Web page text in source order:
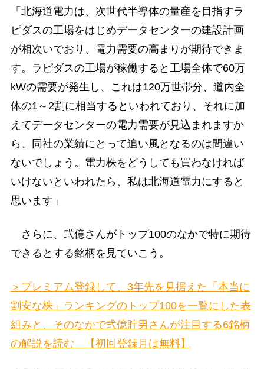
「北海道電力は、次世代半導体の量産を目指すラ
ピダスの工場をはじめデータセンターの建設計画
が相次いでおり、電力需要の高まりが期待できま
す。ラピダスの工場が稼働すると工場全体で60万
kWの需要が発生し、これは120万世帯分、道内全
体の1～2割に相当するといわれており、それに加
えてデータセンターの電力需要が見込まれますか
ら、同社の業績にとって追い風となるのは間違い
ないでしょう。電力株をどうしても買わなければ
いけないといわれたら、私は北海道電力にすると
思います」
さらに、弐億さんがトップ100のなかで特に期待
できるとする銘柄を見ていこう。
＞プレミアム登録して、3年先を見据えた「本当に
割安な株」ランキングのトップ100を一覧にした表
組みと、そのなかで弐億貯男さんが注目する6銘柄
の解説を読む 【初回登録月は無料】